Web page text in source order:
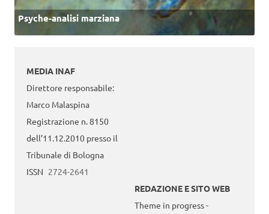
Psyche-analisi marziana
MEDIA INAF
Direttore responsabile:
Marco Malaspina
Registrazione n. 8150
dell’11.12.2010 presso il
Tribunale di Bologna
ISSN 2724-2641
REDAZIONE E SITO WEB
Theme in progress -